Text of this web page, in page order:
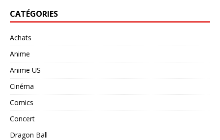
CATÉGORIES
Achats
Anime
Anime US
Cinéma
Comics
Concert
Dragon Ball